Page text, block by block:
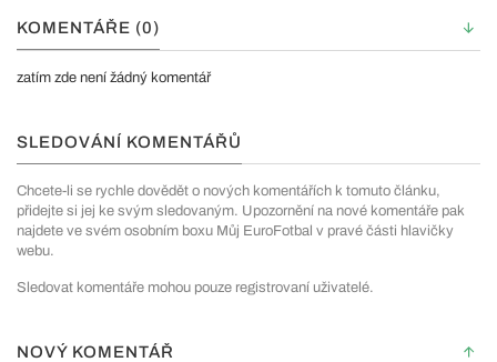
KOMENTÁŘE (0)
zatím zde není žádný komentář
SLEDOVÁNÍ KOMENTÁŘŮ
Chcete-li se rychle dovědět o nových komentářích k tomuto článku,
přidejte si jej ke svým sledovaným. Upozornění na nové komentáře pak
najdete ve svém osobním boxu Můj EuroFotbal v pravé části hlavičky
webu.
Sledovat komentáře mohou pouze registrovaní uživatelé.
NOVÝ KOMENTÁŘ